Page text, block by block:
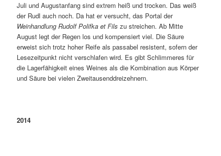
Juli und Augustanfang sind extrem heiß und trocken. Das weiß
der Rudl auch noch. Da hat er versucht, das Portal der
Weinhandlung Rudolf Polifka et Filszu streichen. Ab Mitte
August legt der Regen los und kompensiert viel. Die Säure
erweist sich trotz hoher Reife als passabel resistent, sofern der
Lesezeitpunkt nicht verschlafen wird. Es gibt Schlimmeres für
die Lagerfähigkeit eines Weines als die Kombination aus Körper
und Säure bei vielen Zweitausenddreizehnern.
2014